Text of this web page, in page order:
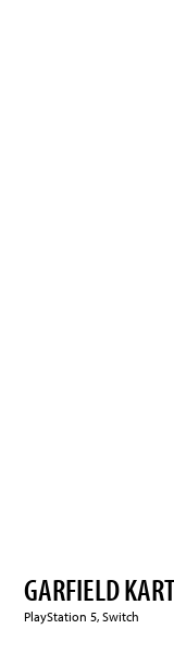
GARFIELD
PlayStation 5, Switch